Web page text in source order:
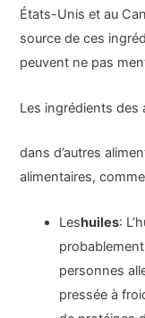
États-Unis et au
source de ces
peuvent ne pas
Les ingrédients
dans d’autres
alimentaires,
Leshuiles:
personnes
pressée à